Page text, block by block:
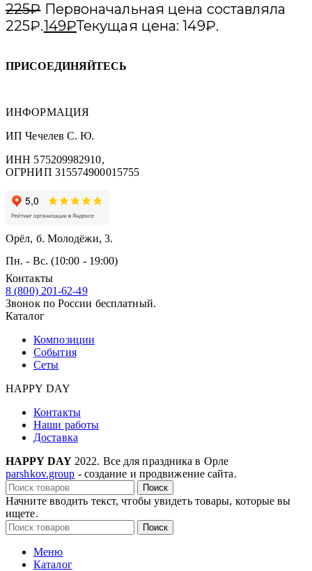
225₽ Первоначальная цена составляла
225₽.149₽Текущая цена: 149₽.
ПРИСОЕДИНЯЙТЕСЬ
ИНФОРМАЦИЯ
ИП Чечелев С. Ю.
ИНН 575209982910,
ОГРНИП 315574900015755
Орёл, б. Молодёжи, 3.
Пн. - Вс. (10:00 - 19:00)
Контакты
8 (800) 201-62-49
Звонок по России бесплатный.
Каталог
Композиции
События
Сеты
HAPPY DAY
Контакты
Наши работы
Доставка
HAPPY DAY 2022. Все для праздника в Орле
parshkov.group - создание и продвижение сайта.
Поиск
Начните вводить текст, чтобы увидеть товары, которые вы
ищете.
Поиск
Меню
Каталог